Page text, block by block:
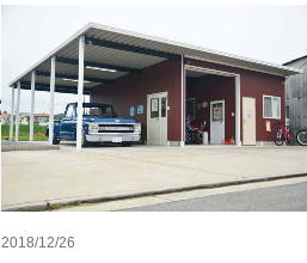
2018/12/26